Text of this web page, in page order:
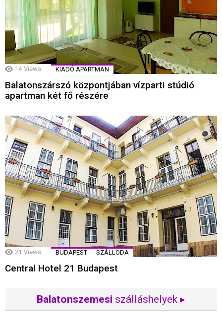
14 Views KIADÓ APARTMAN
Balatonszárszó központjában vízparti stúdió
apartman két fő részére
21 Views BUDAPEST SZÁLLODA
Central Hotel 21 Budapest
Balatonszemesi szálláshelyek ▸